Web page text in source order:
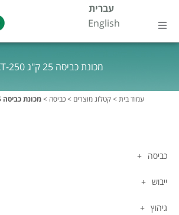
לתוכן
עברית
English
דטרגנטים
התמחויות
מכונת כביסה 25 ק"ג SXT-250
עמוד בית>קטלוג מוצרים >כביסה >מכונת כביסה 25 ק"ג SXT-250
כביסה
ייבוש
גיהוץ